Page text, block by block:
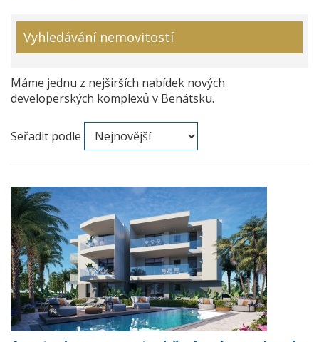
Vyhledávání nemovitostí
Máme jednu z nejširších nabídek nových
developerských komplexů v Benátsku.
Seřadit podle